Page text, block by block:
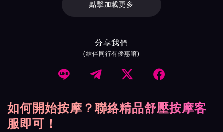
點擊加載更多
分享我們
(結伴同行有優惠唷)
   
如何開始按摩？聯絡精品舒壓按摩客
服即可！